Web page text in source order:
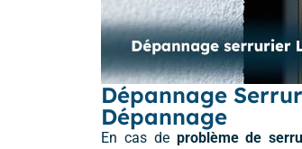
Dépannage
Dépannage
En cas de problème de